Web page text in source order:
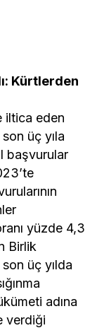
Kürtlerden
iltica eden
üç yıla
başvurular
yüzde 4,3
Birlik
üç yılda
adına
verdiği